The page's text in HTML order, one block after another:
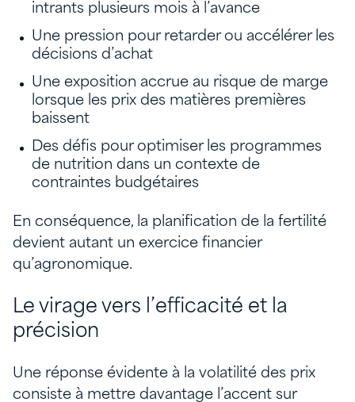
intrants plusieurs mois à l’avance
Une pression pour retarder ou accélérer les
décisions d’achat
Une exposition accrue au risque de marge
lorsque les prix des matières premières
baissent
Des défis pour optimiser les programmes
de nutrition dans un contexte de
contraintes budgétaires
En conséquence, la planification de la fertilité
devient autant un exercice financier
qu’agronomique.
Le virage vers l’efficacité et la
précision
Une réponse évidente à la volatilité des prix
consiste à mettre davantage l’accent sur